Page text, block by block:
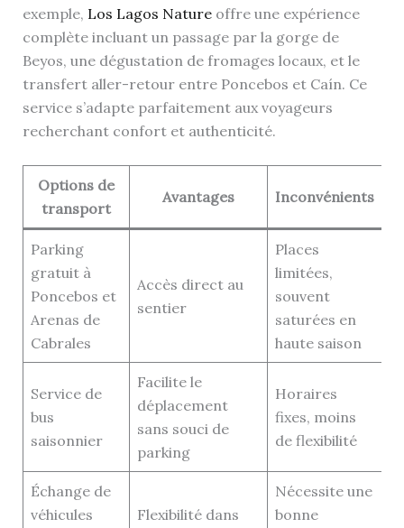
exemple, Los Lagos Natureoffre une expérience
complète incluant un passage par la gorge de
Beyos, une dégustation de fromages locaux, et le
transfert aller-retour entre Poncebos et Caín. Ce
service s’adapte parfaitement aux voyageurs
recherchant confort et authenticité.
Options de
transport
Avantages Inconvénients
Parking
gratuit à
Poncebos et
Arenas de
Cabrales
Accès direct au
sentier
Places
limitées,
souvent
saturées en
haute saison
Service de
bus
saisonnier
Facilite le
déplacement
sans souci de
parking
Horaires
fixes, moins
de flexibilité
Échange de
véhicules
Flexibilité dans
Nécessite une
bonne